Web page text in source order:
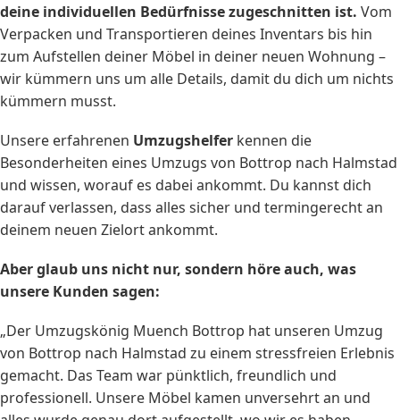
deine individuellen Bedürfnisse zugeschnitten ist. Vom
Verpacken und Transportieren deines Inventars bis hin
zum Aufstellen deiner Möbel in deiner neuen Wohnung –
wir kümmern uns um alle Details, damit du dich um nichts
kümmern musst.
Unsere erfahrenen Umzugshelfer kennen die
Besonderheiten eines Umzugs von Bottrop nach Halmstad
und wissen, worauf es dabei ankommt. Du kannst dich
darauf verlassen, dass alles sicher und termingerecht an
deinem neuen Zielort ankommt.
Aber glaub uns nicht nur, sondern höre auch, was
unsere Kunden sagen:
„Der Umzugskönig Muench Bottrop hat unseren Umzug
von Bottrop nach Halmstad zu einem stressfreien Erlebnis
gemacht. Das Team war pünktlich, freundlich und
professionell. Unsere Möbel kamen unversehrt an und